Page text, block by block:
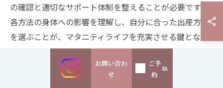
の確認と適切なサポート体制を整えることが必要です。
各方法の身体への影響を理解し、自分に合った出産方法
を選ぶことが、マタニティライフを充実させる鍵となり
永福での出産における選択の自由
お問い合わ
せ
ご予
約